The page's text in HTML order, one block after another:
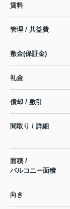
賃料
管理 / 共益費
敷金(保証金)
礼金
償却 / 敷引
間取り / 詳細
面積 /
バルコニー面積
向き